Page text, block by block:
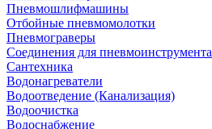
Пневмошлифмашины
Отбойные пневмомолотки
Пневмограверы
Соединения для пневмоинструмента
Сантехника
Водонагреватели
Водоотведение (Канализация)
Водоочистка
Водоснабжение